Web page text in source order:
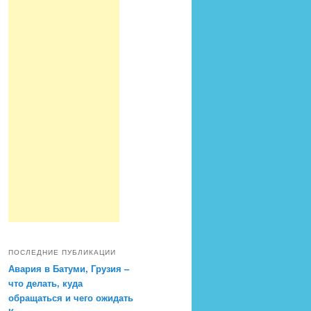
ПОСЛЕДНИЕ ПУБЛИКАЦИИ
Авария в Батуми, Грузия –
что делать, куда
обращаться и чего ожидать